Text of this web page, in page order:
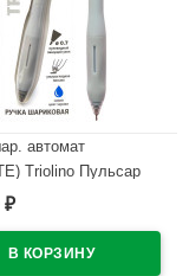
автомат
Triolino Пульсар
(Ст12)
₽